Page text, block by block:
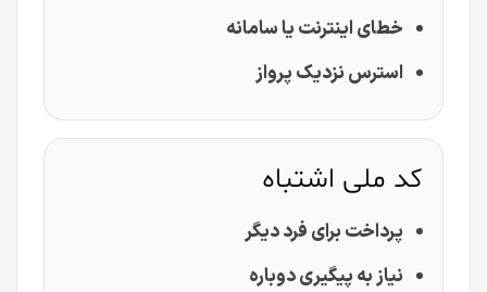
خطای اینترنت یا سامانه
استرس نزدیک پرواز
کد ملی اشتباه
پرداخت برای فرد دیگر
نیاز به پیگیری دوباره